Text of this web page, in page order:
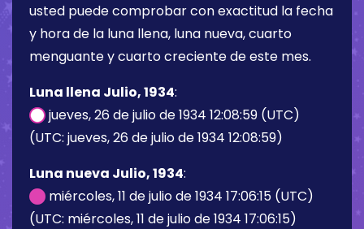
usted puede comprobar con exactitud la fecha
y hora de la luna llena, luna nueva, cuarto
menguante y cuarto creciente de este mes.
Luna llena Julio, 1934:
jueves, 26 de julio de 1934 12:08:59 (UTC)
(UTC: jueves, 26 de julio de 1934 12:08:59)
Luna nueva Julio, 1934:
miércoles, 11 de julio de 1934 17:06:15 (UTC)
(UTC: miércoles, 11 de julio de 1934 17:06:15)